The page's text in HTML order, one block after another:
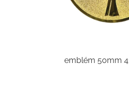
emblém 50mm